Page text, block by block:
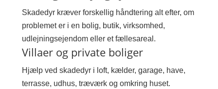
Skadedyr kræver forskellig håndtering alt efter, om
problemet er i en bolig, butik, virksomhed,
udlejningsejendom eller et fællesareal.
Villaer og private boliger
Hjælp ved skadedyr i loft, kælder, garage, have,
terrasse, udhus, træværk og omkring huset.